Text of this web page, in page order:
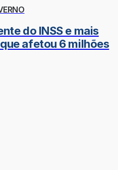
do INSS e mais
afetou 6 milhões